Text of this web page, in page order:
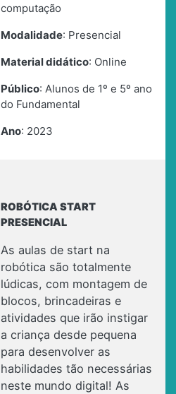
computação
Modalidade: Presencial
Material didático: Online
Público: Alunos de 1º e 5º ano
do Fundamental
Ano: 2023
ROBÓTICA START
PRESENCIAL
As aulas de start na
robótica são totalmente
lúdicas, com montagem de
blocos, brincadeiras e
atividades que irão instigar
a criança desde pequena
para desenvolver as
habilidades tão necessárias
neste mundo digital! As